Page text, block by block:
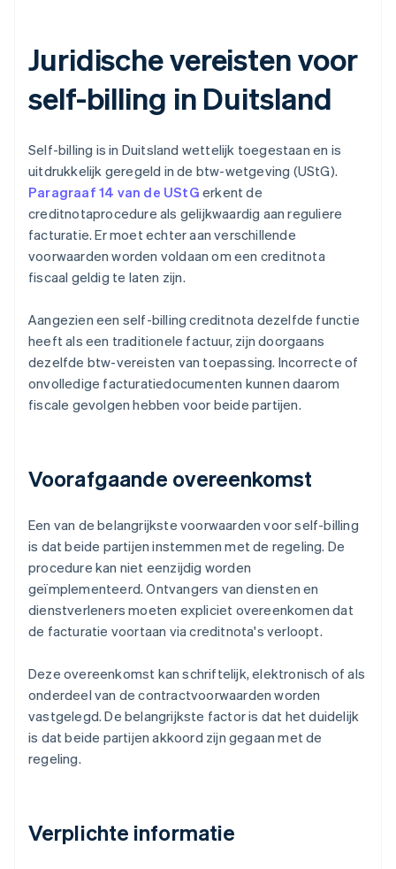
Juridische vereisten voor
self-billing in Duitsland
Self-billing is in Duitsland wettelijk toegestaan en is
uitdrukkelijk geregeld in de btw-wetgeving (UStG).
Paragraaf 14 van de UStG erkent de
creditnotaprocedure als gelijkwaardig aan reguliere
facturatie. Er moet echter aan verschillende
voorwaarden worden voldaan om een creditnota
fiscaal geldig te laten zijn.
Aangezien een self-billing creditnota dezelfde functie
heeft als een traditionele factuur, zijn doorgaans
dezelfde btw-vereisten van toepassing. Incorrecte of
onvolledige facturatiedocumenten kunnen daarom
fiscale gevolgen hebben voor beide partijen.
Voorafgaande overeenkomst
Een van de belangrijkste voorwaarden voor self-billing
is dat beide partijen instemmen met de regeling. De
procedure kan niet eenzijdig worden
geïmplementeerd. Ontvangers van diensten en
dienstverleners moeten expliciet overeenkomen dat
de facturatie voortaan via creditnota's verloopt.
Deze overeenkomst kan schriftelijk, elektronisch of als
onderdeel van de contractvoorwaarden worden
vastgelegd. De belangrijkste factor is dat het duidelijk
is dat beide partijen akkoord zijn gegaan met de
regeling.
Verplichte informatie